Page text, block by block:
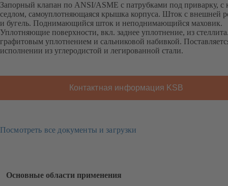
Запорный клапан по ANSI/ASME с патрубками под приварку, с
седлом, самоуплотняющаяся крышка корпуса. Шток с внешней
и бугель. Поднимающийся шток и неподнимающийся маховик.
Уплотняющие поверхности, вкл. заднее уплотнение, из
графитовым уплотнением и сальниковой набивкой.
исполнении из углеродистой и легированной стали.
Контактная информация KSB
Посмотреть все документы и загрузки
Основные области применения